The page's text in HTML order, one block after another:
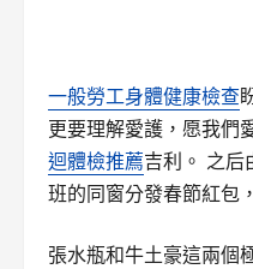
一般勞工身體健康檢查
更要理解愛護，愿我們
迴體檢推薦吉利。 之后
班的同窗分發春節紅包
張水瓶和牛土豪這兩個